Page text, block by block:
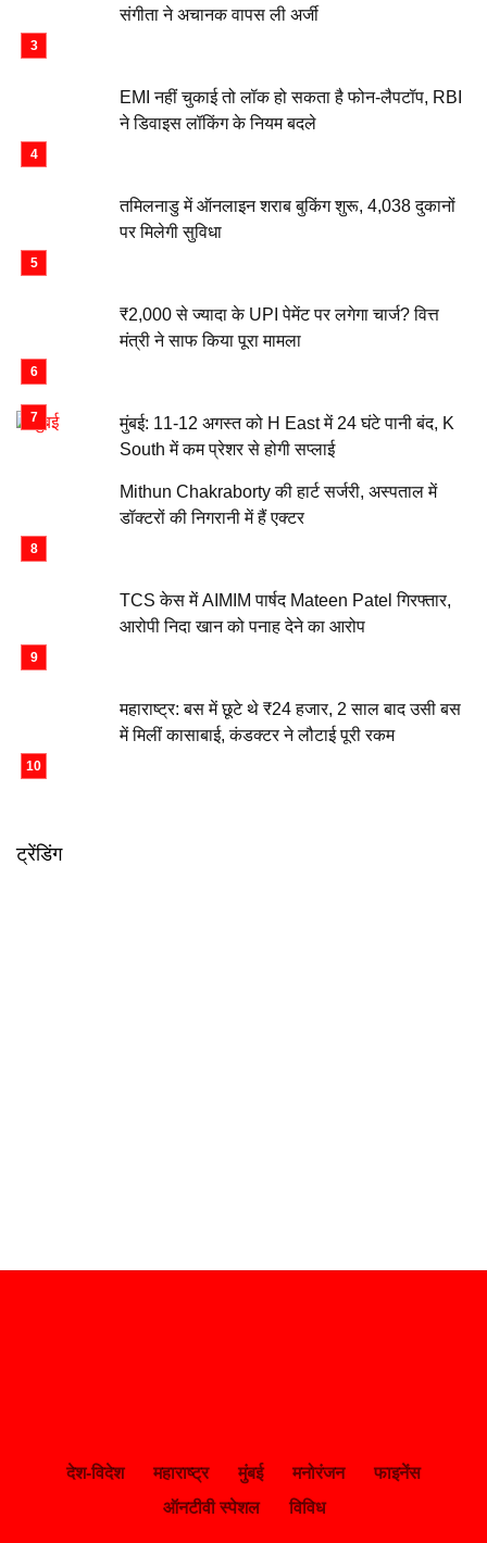
संगीता ने अचानक वापस ली अर्जी
EMI नहीं चुकाई तो लॉक हो सकता है फोन-लैपटॉप, RBI
ने डिवाइस लॉकिंग के नियम बदले
तमिलनाडु में ऑनलाइन शराब बुकिंग शुरू, 4,038 दुकानों
पर मिलेगी सुविधा
₹2,000 से ज्यादा के UPI पेमेंट पर लगेगा चार्ज? वित्त
मंत्री ने साफ किया पूरा मामला
मुंबई: 11-12 अगस्त को H East में 24 घंटे पानी बंद, K
South में कम प्रेशर से होगी सप्लाई
Mithun Chakraborty की हार्ट सर्जरी, अस्पताल में
डॉक्टरों की निगरानी में हैं एक्टर
TCS केस में AIMIM पार्षद Mateen Patel गिरफ्तार,
आरोपी निदा खान को पनाह देने का आरोप
महाराष्ट्र: बस में छूटे थे ₹24 हजार, 2 साल बाद उसी बस
में मिलीं कासाबाई, कंडक्टर ने लौटाई पूरी रकम
ट्रेंडिंग
देश-विदेश महाराष्ट्र मुंबई मनोरंजन
फाइनेंस
ऑनटीवी स्पेशल
विविध